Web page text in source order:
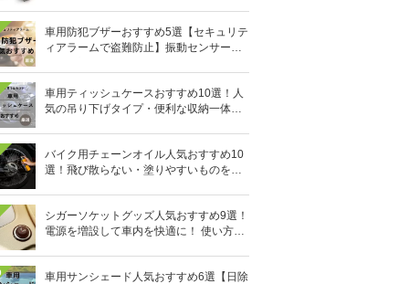
車用防犯ブザーおすすめ5選【セキュリテ
ィアラームで盗難防止】振動センサー・
車用ティッシュケースおすすめ10選！人
気の吊り下げタイプ・便利な収納一体型
バイク用チェーンオイル人気おすすめ10
選！飛び散らない・塗りやすいものを紹
シガーソケットグッズ人気おすすめ9選！
電源を増設して車内を快適に！ 使い方も
車用サンシェード人気おすすめ6選【日除